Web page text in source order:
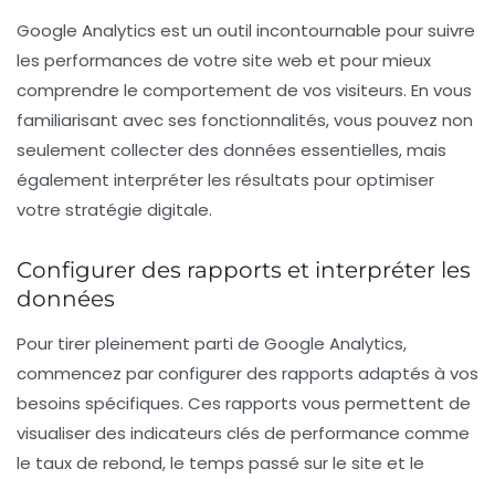
Google Analytics est un outil incontournable poursuivre
les performances de votre site web et pour mieux
comprendre le comportement de vos visiteurs. En vous
familiarisant avec ses fonctionnalités, vous pouvez non
seulement collecter des données essentielles, mais
également interpréter les résultats pour optimiser
votre stratégie digitale.
Configurer des rapports et interpréter les
données
Pour tirer pleinement parti de Google Analytics,
commencez parconfigurer des rapports adaptés à vos
besoins spécifiques. Ces rapports vous permettent de
visualiser des indicateurs clés de performance comme
le taux de rebond, le temps passé sur le site et le